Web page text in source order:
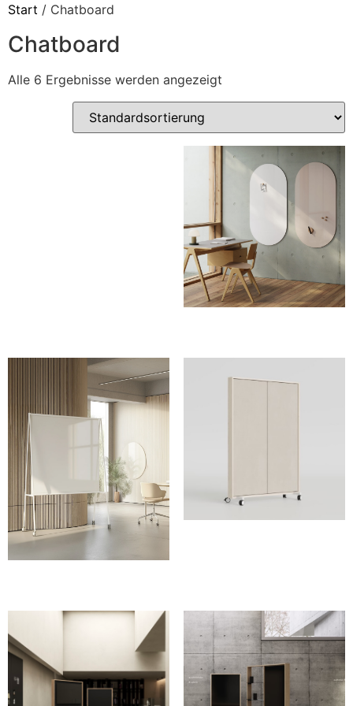
Start / Chatboard
Chatboard
Alle 6 Ergebnisse werden angezeigt